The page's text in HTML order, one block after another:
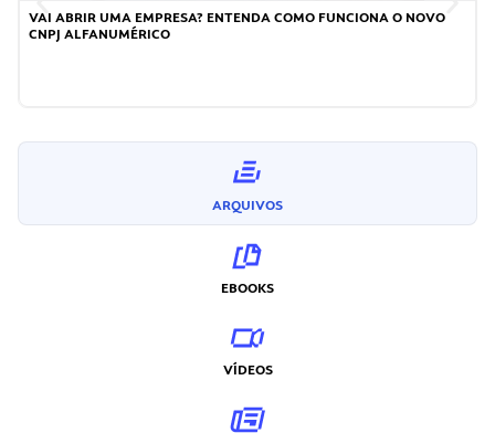
VAI ABRIR UMA EMPRESA? ENTENDA COMO FUNCIONA O NOVO
CNPJ ALFANUMÉRICO
ARQUIVOS
EBOOKS
VÍDEOS